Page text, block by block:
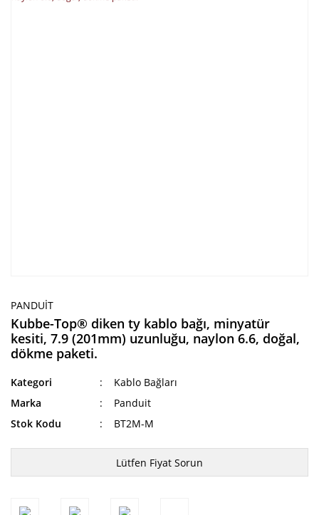
PANDUIT
Kubbe-Top® diken ty kablo bağı, minyatür
kesiti, 7.9 (201mm) uzunluğu, naylon 6.6, doğal,
dökme paketi.
Kategori
Kablo Bağları
Marka
Panduit
Stok Kodu
BT2M-M
Lütfen Fiyat Sorun